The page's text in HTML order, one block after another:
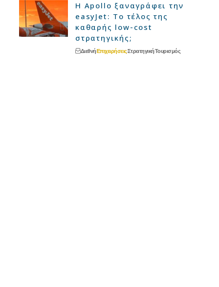
Η Apollo ξαναγράφει την
easyJet: Το τέλος της
καθαρής low-cost
στρατηγικής;
ΔιεθνήΕπιχειρήσειςΣτρατηγικήΤουρισμός